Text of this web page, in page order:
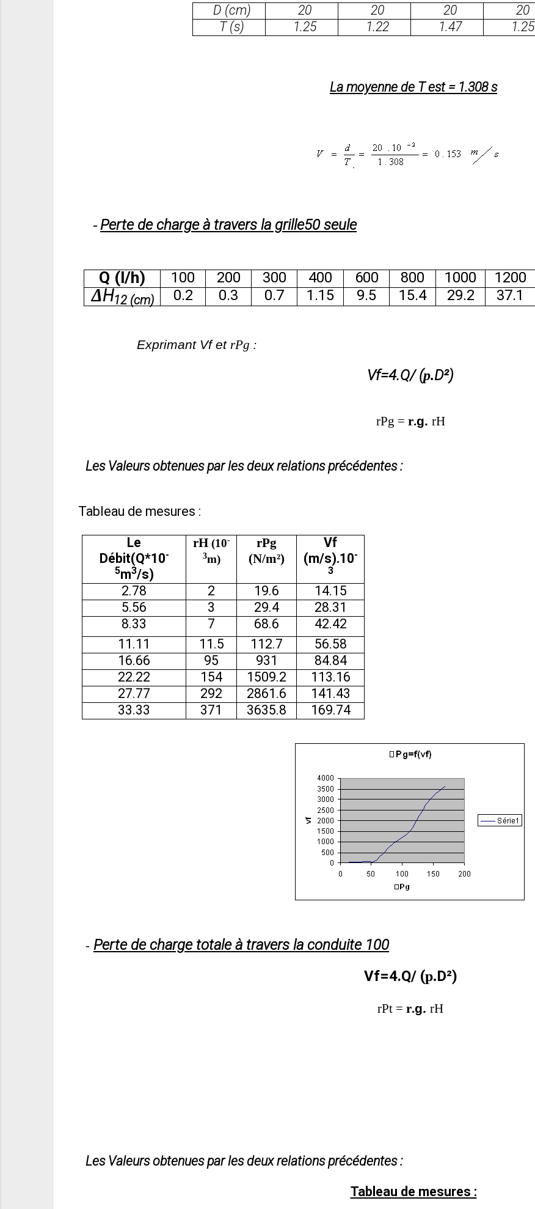
D (cm) 20 20 20 20
T (s)
1.25 1.22 1.47 1.25
La moyenne de T est = 1.308 s
-Perte de charge à travers la grille50 seule
Q (l/h) 100 200 300 400 600 800 1000 1200
ΔH12 (cm) 0.2 0.3 0.7 1.15 9.5 15.4 29.2 37.1
Exprimant Vf et rPg :
Vf=4.Q/ (p.D²)
rPg = r.g. rH
Les Valeurs obtenues par les deux relations précédentes :
Tableau de mesures :
Le
Débit(Q*10-
5m3/s)
rH (10-
3m)
rPg
(N/m²)
Vf
(m/s).10-
3
2.78 2 19.6
14.15
5.56
3 29.4
28.31
8.33
7 68.6
42.42
11.11
11.5 112.7
56.58
16.66
95 931
84.84
22.22
154 1509.2
113.16
27.77
292 2861.6
141.43
33.33
371 3635.8 169.74
- Perte de charge totale à travers la conduite 100
Vf=4.Q/ (p.D²)
rPt = r.g. rH
Les Valeurs obtenues par les deux relations précédentes :
Tableau de mesures :